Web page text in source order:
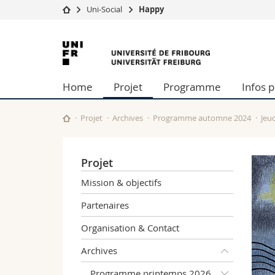
Université
Recherche
Université
Formation continue
Sciences
Lettres et
Sciences
Sciences
Uni-Social Happy
Université
de
Fribourg
Home Projet Programme Infos
Projet Archives Programme automne 2024
Projet
Mission & objectifs
Partenaires
Organisation & Contact
Archives